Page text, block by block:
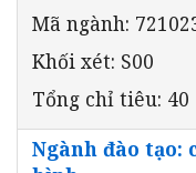
Mã ngành:
Khối xét: S00
Tổng chỉ tiêu: 40
Ngành đào tạo: